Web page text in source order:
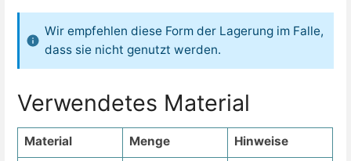
Wir empfehlen diese Form der Lagerung im Falle,
dass sie nicht genutzt werden.
Verwendetes Material
Material Menge
Hinweise